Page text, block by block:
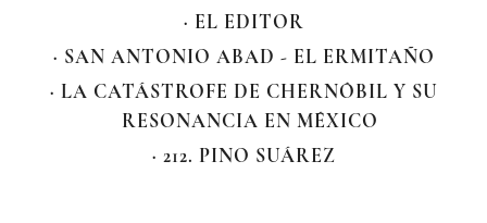
· EL EDITOR
· SAN ANTONIO ABAD - EL ERMITAÑO
· LA CATÁSTROFE DE CHERNÓBIL Y SU
RESONANCIA EN MÉXICO
· 212. PINO SUÁREZ